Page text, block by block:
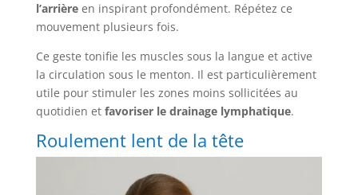
l’arrièreen inspirant profondément. Répétez ce
mouvement plusieurs fois.
Ce geste tonifie les muscles sous la langue et active
la circulation sous le menton. Il est particulièrement
utile pour stimuler les zones moins sollicitées au
quotidien et favoriser le drainage lymphatique.
Roulement lent de la tête